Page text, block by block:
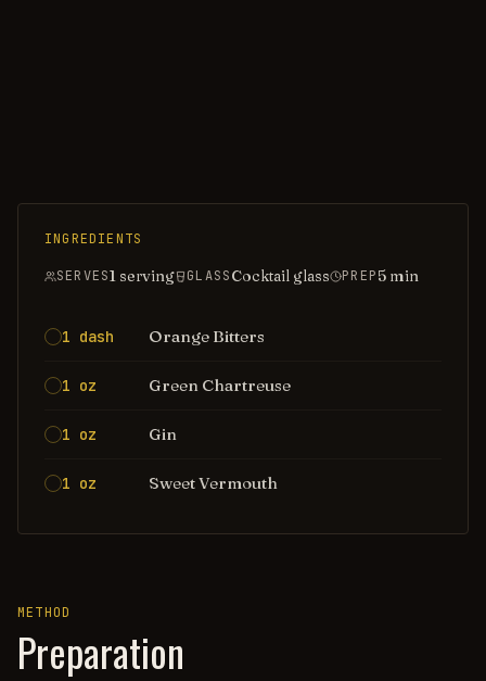
INGREDIENTS
SERVES1 serving GLASSCocktail glass PREP5 min
1 dash Orange Bitters
1 oz Green Chartreuse
1 oz Gin
1 oz Sweet Vermouth
METHOD
Preparation